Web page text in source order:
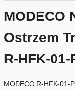
MODECO
Ostrzem
R-HFK-01-
MODECO R-HFK-01-